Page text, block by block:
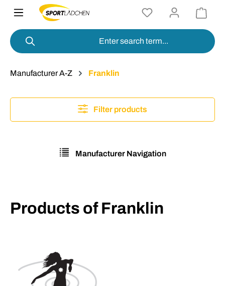
content
Manufacturer A-Z Franklin
Filter products
Manufacturer Navigation
Products of Franklin